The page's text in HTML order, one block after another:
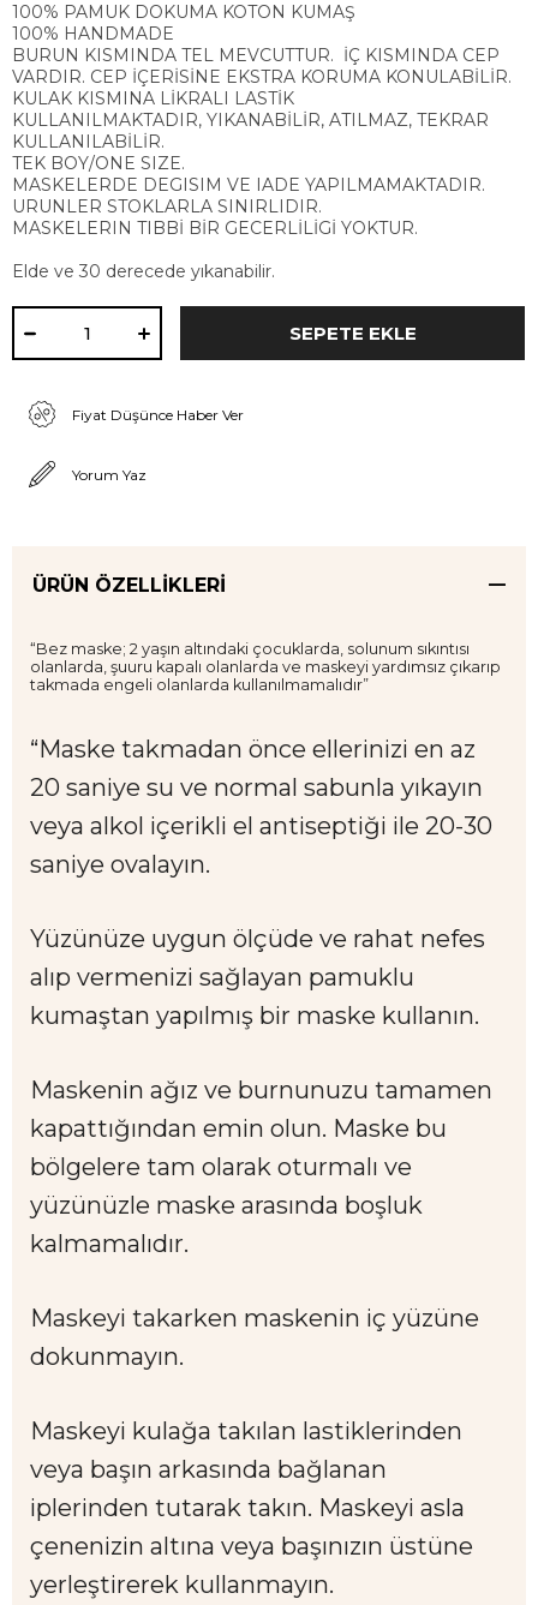
100% PAMUK DOKUMA KOTON KUMAŞ
100% HANDMADE
BURUN KISMINDA TEL MEVCUTTUR. İÇ KISMINDA CEP
VARDIR. CEP İÇERİSİNE EKSTRA KORUMA KONULABİLİR.
KULAK KISMINA LİKRALI LASTİK
KULLANILMAKTADIR, YIKANABİLİR, ATILMAZ, TEKRAR
KULLANILABİLİR.
TEK BOY/ONE SIZE.
MASKELERDE DEGISIM VE IADE YAPILMAMAKTADIR.
URUNLER STOKLARLA SINIRLIDIR.
MASKELERIN TIBBİ BİR GECERLİLİGİ YOKTUR.
Elde ve 30 derecede yıkanabilir.
Fiyat Düşünce Haber Ver
Yorum Yaz
ÜRÜN ÖZELLIKLERI
“Bez maske; 2 yaşın altındaki çocuklarda, solunum sıkıntısı
olanlarda, şuuru kapalı olanlarda ve maskeyi yardımsız çıkarıp
takmada engeli olanlarda kullanılmamalıdır”
“Maske takmadan önce ellerinizi en az
20 saniye su ve normal sabunla yıkayın
veya alkol içerikli el antiseptiği ile 20-30
saniye ovalayın.
Yüzünüze uygun ölçüde ve rahat nefes
alıp vermenizi sağlayan pamuklu
kumaştan yapılmış bir maske kullanın.
Maskenin ağız ve burnunuzu tamamen
kapattığından emin olun. Maske bu
bölgelere tam olarak oturmalı ve
yüzünüzle maske arasında boşluk
kalmamalıdır.
Maskeyi takarken maskenin iç yüzüne
dokunmayın.
Maskeyi kulağa takılan lastiklerinden
veya başın arkasında bağlanan
iplerinden tutarak takın. Maskeyi asla
çenenizin altına veya başınızın üstüne
yerleştirerek kullanmayın.